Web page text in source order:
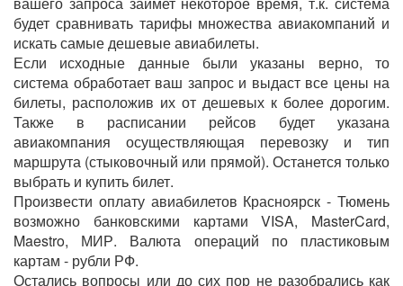
будет сравнивать тарифы множества авиакомпаний и
искать самые дешевые авиабилеты.
Если исходные данные были указаны верно, то
система обработает ваш запрос и выдаст все цены на
билеты, расположив их от дешевых к более дорогим.
Также в расписании рейсов будет указана
авиакомпания осуществляющая перевозку и тип
маршрута (стыковочный или прямой). Останется только
выбрать и купить билет.
Произвести оплату авиабилетов Красноярск - Тюмень
возможно банковскими картами VISA, MasterCard,
Maestro, МИР. Валюта операций по пластиковым
картам - рубли РФ.
Остались вопросы или до сих пор не разобрались как